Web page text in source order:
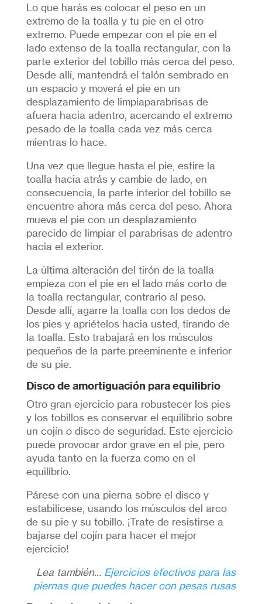
Lo que harás es colocar el peso en un
extremo de la toalla y tu pie en el otro
extremo. Puede empezar con el pie en el
lado extenso de la toalla rectangular, con la
parte exterior del tobillo más cerca del peso.
Desde allí, mantendrá el talón sembrado en
un espacio y moverá el pie en un
desplazamiento de limpiaparabrisas de
afuera hacia adentro, acercando el extremo
pesado de la toalla cada vez más cerca
mientras lo hace.
Una vez que llegue hasta el pie, estire la
toalla hacia atrás y cambie de lado, en
consecuencia, la parte interior del tobillo se
encuentre ahora más cerca del peso. Ahora
mueva el pie con un desplazamiento
parecido de limpiar el parabrisas de adentro
hacia el exterior.
La última alteración del tirón de la toalla
empieza con el pie en el lado más corto de
la toalla rectangular, contrario al peso.
Desde allí, agarre la toalla con los dedos de
los pies y apriételos hacia usted, tirando de
la toalla. Esto trabajará en los músculos
pequeños de la parte preeminente e inferior
de su pie.
Disco de amortiguación para equilibrio
Otro gran ejercicio para robustecer los pies
y los tobillos es conservar el equilibrio sobre
un cojín o disco de seguridad. Este ejercicio
puede provocar ardor grave en el pie, pero
ayuda tanto en la fuerza como en el
equilibrio.
Párese con una pierna sobre el disco y
estabilícese, usando los músculos del arco
de su pie y su tobillo. ¡Trate de resistirse a
bajarse del cojín para hacer el mejor
ejercicio!
Lea también… Ejercicios efectivos para las
piernas que puedes hacer con pesas rusas